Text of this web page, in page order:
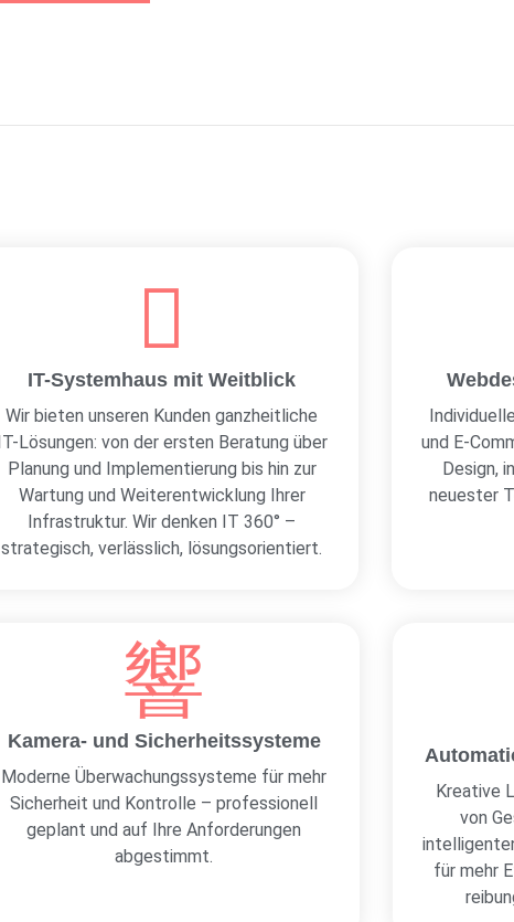
IT-Systemhaus mit Weitblick
Wir bieten unseren Kunden ganzheitliche
IT-Lösungen: von der ersten Beratung über
Planung und Implementierung bis hin zur
Wartung und Weiterentwicklung Ihrer
Infrastruktur. Wir denken IT 360° –
strategisch, verlässlich, lösungsorientiert.
und E-
Design,
neuester
Kamera- und Sicherheitssysteme
Moderne Überwachungssysteme für mehr
Sicherheit und Kontrolle – professionell
geplant und auf Ihre Anforderungen
abgestimmt.
Kreative
von
für mehr